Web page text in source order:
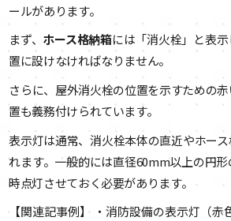
ールがあります。
まず、 ホース格納箱には「消火栓」と表示
置に設けなければなりません。
さらに、屋外消火栓の位置を示すための
置も義務付けられています。
表示灯は通常、消火栓本体の直近やホー
れます。一般的には直径60mm以上の円
時点灯させておく必要があります。
【関連記事例】 ・消防設備の表示灯（赤